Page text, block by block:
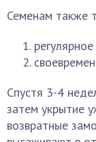
Семенам также
Спустя 3-4
затем укрытие
возвратные